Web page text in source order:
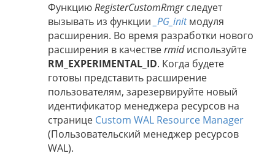
ФункциюRegisterCustomRmgrследует
вызывать из функции _PG_initмодуля
расширения. Во время разработки нового
расширения в качествеrmidиспользуйте
RM_EXPERIMENTAL_ID. Когда будете
готовы представить расширение
пользователям, зарезервируйте новый
идентификатор менеджера ресурсов на
странице Custom WAL Resource Manager
(Пользовательский менеджер ресурсов
WAL).